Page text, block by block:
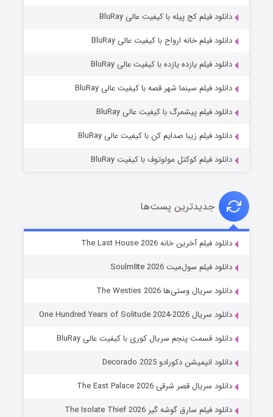
شوگر فصل ۲
خاندان اژدها فصل ۳
دانلود فیلم کج‌ پیله با کیفیت عالی BluRay
دانلود فیلم خانه ارواح با کیفیت عالی BluRay
دانلود فیلم یازده یازده با کیفیت عالی BluRay
دانلود فیلم سینما شهر قصه با کیفیت عالی BluRay
دانلود فیلم پیشمرگ با کیفیت عالی BluRay
دانلود فیلم زیبا صدایم کن با کیفیت عالی BluRay
دانلود فیلم کوکتل مولوتوف با کیفیت BluRay
جدیدترین پست‌ها
دانلود فیلم آخرین خانه The Last House 2026
دانلود فیلم سول‌میت Soulm8te 2026
دانلود سریال وستی‌ها The Westies 2026
دانلود سریال One Hundred Years of Solitude 2024-2026
دانلود قسمت پنجم سریال کوری با کیفیت عالی BluRay
دانلود انیمیشن دکورادو Decorado 2025
دانلود سریال قصر شرقی The East Palace 2026
دانلود فیلم سارق گوشه گیر The Isolate Thief 2026